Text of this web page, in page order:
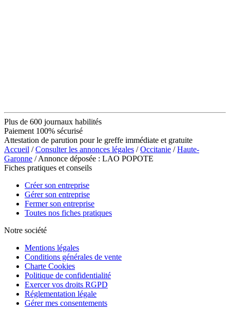
Plus de 600 journaux habilités
Paiement 100% sécurisé
Attestation de parution pour le greffe immédiate et gratuite
Accueil /Consulter les annonces légales /Occitanie /Haute-
Garonne / Annonce déposée : LAO POPOTE
Fiches pratiques et conseils
Créer son entreprise
Gérer son entreprise
Fermer son entreprise
Toutes nos fiches pratiques
Notre société
Mentions légales
Conditions générales de vente
Charte Cookies
Politique de confidentialité
Exercer vos droits RGPD
Réglementation légale
Gérer mes consentements